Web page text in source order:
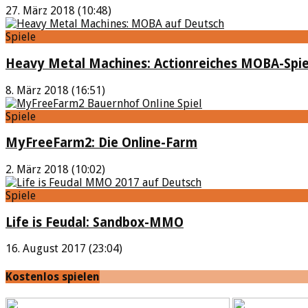
27. März 2018 (10:48)
Spiele
Heavy Metal Machines: Actionreiches MOBA-
8. März 2018 (16:51)
Spiele
MyFreeFarm2: Die Online-Farm
2. März 2018 (10:02)
Spiele
Life is Feudal: Sandbox-MMO
16. August 2017 (23:04)
Kostenlos spielen